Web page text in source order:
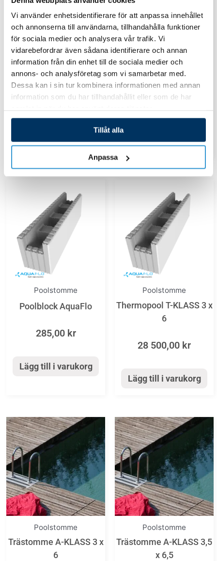
Vi använder enhetsidentifierare för att anpassa innehållet
och annonserna till användarna, tillhandahålla funktioner
för sociala medier och analysera vår trafik. Vi
vidarebefordrar även sådana identifierare och annan
information från din enhet till de sociala medier och
annons- och analysföretag som vi samarbetar med.
Dessa kan i sin tur kombinera informationen med annan
information som du har tillhandahållit eller som de har
Tillåt alla
Anpassa
SLUT I LAGER
Poolstomme
Plywood
1500x1500x12mm
Läs mer
Poolstomme
Ändstycken
30,00kr
Poolstomme
Poolblock AquaFlo
285,00 kr
Lägg till i varukorg
Poolstomme
Thermopool T-KLASS 3 x
6
28 500,00 kr
Lägg till i varukorg
Poolstomme
Trästomme A-KLASS 3 x
6
Poolstomme
Trästomme A-KLASS 3,5
x 6,5